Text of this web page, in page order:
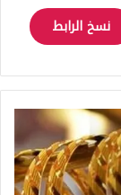
نسخ الرابط